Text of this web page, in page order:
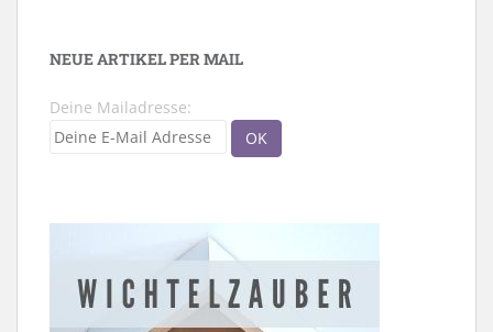
NEUE ARTIKEL PER MAIL
Deine Mailadresse: